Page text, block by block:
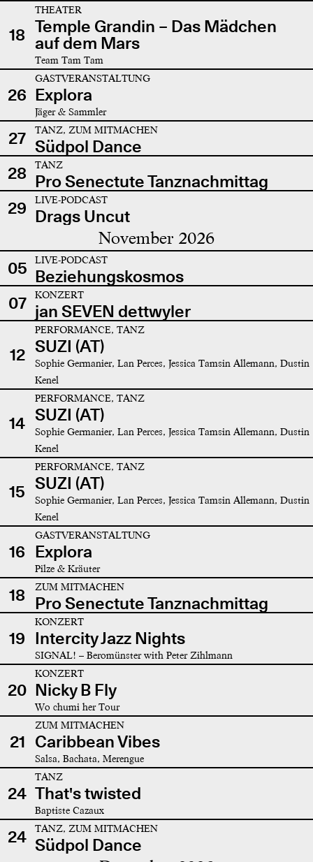
18
THEATER
Temple Grandin – Das Mädchen
auf dem Mars
Team Tam Tam
26
GASTVERANSTALTUNG
Explora
Jäger & Sammler
27 TANZ, ZUM MITMACHEN
Südpol Dance
28
TANZ
Pro Senectute Tanznachmittag
29
LIVE-PODCAST
Drags Uncut
November 2026
05 LIVE-PODCAST
Beziehungskosmos
07
KONZERT
jan SEVEN dettwyler
12
PERFORMANCE, TANZ
SUZI (AT)
Sophie Germanier, Lan Perces, Jessica Tamsin Allemann, Dustin
Kenel
14
PERFORMANCE, TANZ
SUZI (AT)
Sophie Germanier, Lan Perces, Jessica Tamsin Allemann, Dustin
Kenel
15
PERFORMANCE, TANZ
SUZI (AT)
Sophie Germanier, Lan Perces, Jessica Tamsin Allemann, Dustin
Kenel
16
GASTVERANSTALTUNG
Explora
Pilze & Kräuter
18 ZUM MITMACHEN
Pro Senectute Tanznachmittag
19
KONZERT
Intercity Jazz Nights
SIGNAL! – Beromünster with Peter Zihlmann
20
KONZERT
Nicky B Fly
Wo chumi her Tour
21
ZUM MITMACHEN
Caribbean Vibes
Salsa, Bachata, Merengue
24
TANZ
That's twisted
Baptiste Cazaux
24 TANZ, ZUM MITMACHEN
Südpol Dance